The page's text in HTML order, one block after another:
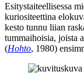
Esitystaiteellisessa
kuriositeettina
kesto tunnu liian
tummaihoisia, joista
(Hohto, 1980)